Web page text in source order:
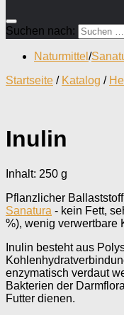
Suchen nach:
Naturmittel /
Startseite / Katalog /
Inulin
Inhalt: 250 g
Pflanzlicher
Sanatura - kein Fett,
%), wenig verwertbare
Inulin besteht aus
enzymatisch verdaut
Bakterien der
Futter dienen.